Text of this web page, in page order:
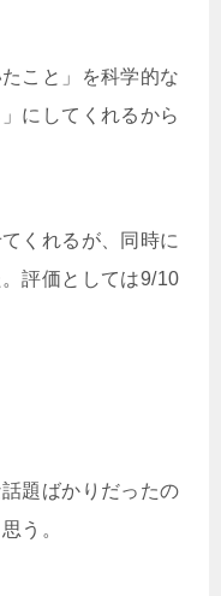
こと」を科学的な
にしてくれるから
くれるが、同時に
評価としては9/10
題ばかりだったの
う。